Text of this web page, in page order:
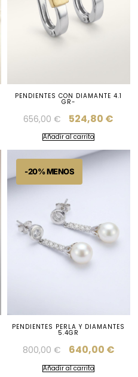
PENDIENTES CON DIAMANTE 4.1
GR-
656,00€ 524,80 €
Añadir al carrito
PENDIENTES PERLA Y DIAMANTES
5.4GR
800,00 € 640,00 €
Añadir al carrito